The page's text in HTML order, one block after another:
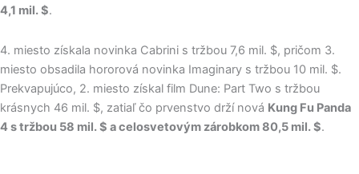
4,1 mil. $.
4. miesto získala novinka Cabrini s tržbou 7,6 mil. $, pričom 3.
miesto obsadila hororová novinka Imaginary s tržbou 10 mil. $.
Prekvapujúco, 2. miesto získal film Dune: Part Two s tržbou
krásnych 46 mil. $, zatiaľ čo prvenstvo drží nová Kung Fu Panda
4 s tržbou 58 mil. $ a celosvetovým zárobkom 80,5 mil. $.